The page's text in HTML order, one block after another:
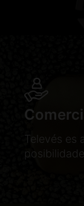
Televés es